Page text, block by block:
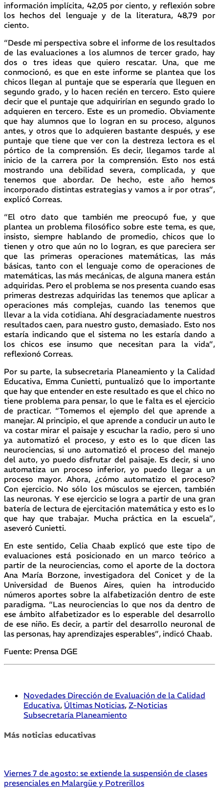
información implícita, 42,05 por ciento, y reflexión sobre
los hechos del lenguaje y de la literatura, 48,79 por
ciento.
“Desde mi perspectiva sobre el informe de los resultados
de las evaluaciones a los alumnos de tercer grado, hay
dos o tres ideas que quiero rescatar. Una, que me
conmocionó, es que en este informe se plantea que los
chicos llegan al puntaje que se esperaría que lleguen en
segundo grado, y lo hacen recién en tercero. Esto quiere
decir que el puntaje que adquirirían en segundo grado lo
adquieren en tercero. Este es un promedio. Obviamente
que hay alumnos que lo logran en su proceso, algunos
antes, y otros que lo adquieren bastante después, y ese
puntaje que tiene que ver con la destreza lectora es el
pórtico de la comprensión. Es decir, llegamos tarde al
inicio de la carrera por la comprensión. Esto nos está
mostrando una debilidad severa, complicada, y que
tenemos que abordar. De hecho, este año hemos
incorporado distintas estrategias y vamos a ir por otras”,
explicó Correas.
“El otro dato que también me preocupó fue, y que
plantea un problema filosófico sobre este tema, es que,
insisto, siempre hablando de promedio, chicos que lo
tienen y otro que aún no lo logran, es que pareciera ser
que las primeras operaciones matemáticas, las más
básicas, tanto con el lenguaje como de operaciones de
matemáticas, las más mecánicas, de alguna manera están
adquiridas. Pero el problema se nos presenta cuando esas
primeras destrezas adquiridas las tenemos que aplicar a
operaciones más complejas, cuando las tenemos que
llevar a la vida cotidiana. Ahí desgraciadamente nuestros
resultados caen, para nuestro gusto, demasiado. Esto nos
estaría indicando que el sistema no les estaría dando a
los chicos ese insumo que necesitan para la vida”,
reflexionó Correas.
Por su parte, la subsecretaria Planeamiento y la Calidad
Educativa, Emma Cunietti, puntualizó que lo importante
que hay que entender en este resultado es que el chico no
tiene problema para pensar, lo que le falta es el ejercicio
de practicar. “Tomemos el ejemplo del que aprende a
manejar. Al principio, el que aprende a conducir un auto le
va costar mirar el paisaje y escuchar la radio, pero si uno
ya automatizó el proceso, y esto es lo que dicen las
neurociencias, si uno automatizó el proceso del manejo
del auto, yo puedo disfrutar del paisaje. Es decir, si uno
automatiza un proceso inferior, yo puedo llegar a un
proceso mayor. Ahora, ¿cómo automatizo el proceso?
Con ejercicio. No sólo los músculos se ejercen, también
las neuronas. Y ese ejercicio se logra a partir de una gran
batería de lectura de ejercitación matemática y esto es lo
que hay que trabajar. Mucha práctica en la escuela”,
aseveró Cunietti.
En este sentido, Celia Chaab explicó que este tipo de
evaluaciones está posicionado en un marco teórico a
partir de la neurociencias, como el aporte de la doctora
Ana María Borzone, investigadora del Conicet y de la
Universidad de Buenos Aires, quien ha introducido
números aportes sobre la alfabetización dentro de este
paradigma. “Las neurociencias lo que nos da dentro de
ese ámbito alfabetizador es lo esperable del desarrollo
de ese niño. Es decir, a partir del desarrollo neuronal de
las personas, hay aprendizajes esperables”, indicó Chaab.
Fuente: Prensa DGE
Novedades Dirección de Evaluación de la Calidad
Educativa, Últimas Noticias, Z-Noticias
Subsecretaría Planeamiento
Más noticias educativas
Viernes 7 de agosto: se extiende la suspensión de clases
presenciales en Malargüe y Potrerillos